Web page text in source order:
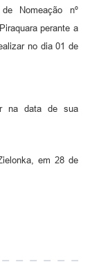
Nomeação nº
perante a
no dia 01 de
na data de sua
em 28 de